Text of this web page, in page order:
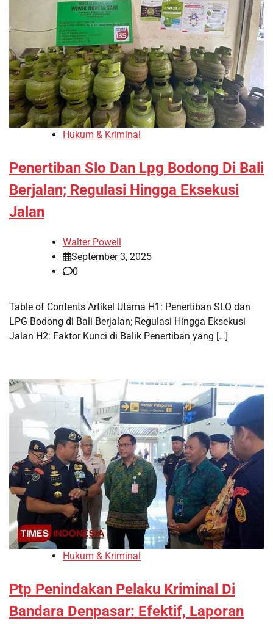
Hukum & Kriminal
Penertiban Slo Dan Lpg Bodong Di Bali
Berjalan; Regulasi Hingga Eksekusi
Jalan
Walter Powell
September 3, 2025
0
Table of Contents Artikel Utama H1: Penertiban SLO dan
LPG Bodong di Bali Berjalan; Regulasi Hingga Eksekusi
Jalan H2: Faktor Kunci di Balik Penertiban yang […]
Hukum & Kriminal
Ptp Penindakan Pelaku Kriminal Di
Bandara Denpasar: Efektif, Laporan